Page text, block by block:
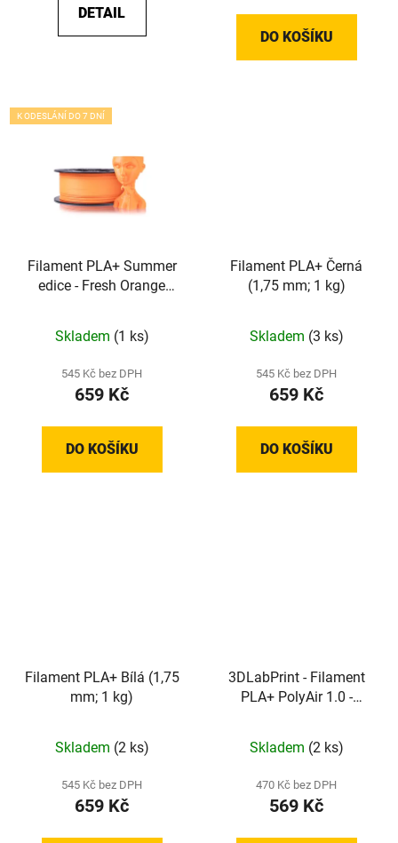
DETAIL
DO KOŠÍKU
K ODESLÁNÍ DO 7 DNÍ
Filament PLA+ Summer
edice - Fresh Orange
Skladem (1 ks)
545 Kč bez DPH
659 Kč
DO KOŠÍKU
Filament PLA+ Černá
(1,75 mm; 1 kg)
Skladem (3 ks)
545 Kč bez DPH
659 Kč
DO KOŠÍKU
Filament PLA+ Bílá (1,75
mm; 1 kg)
Skladem (2 ks)
545 Kč bez DPH
659 Kč
3DLabPrint - Filament
PLA+ PolyAir 1.0 -
Skladem (2 ks)
470 Kč bez DPH
569 Kč